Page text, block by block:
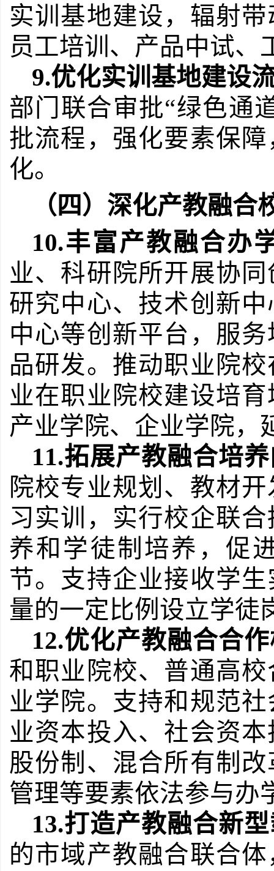
实训基地建设，辐射
员工培训、产品中试、
9.优化实训基地建设
部门联合审批“绿色通
批流程，强化要素保
化。
（四）深化产教融合
10.丰富产教融合办
业、科研院所开展协
研究中心、技术创新
中心等创新平台，服
品研发。推动职业院
业在职业院校建设培
产业学院、企业学院，
11.拓展产教融合培
院校专业规划、教材
习实训，实行校企联
养和学徒制培养，促
节。支持企业接收学
量的一定比例设立学徒
12.优化产教融合合
和职业院校、普通高
业学院。支持和规范
业资本投入、社会资
股份制、混合所有制
管理等要素依法参与办
13.打造产教融合新
的市域产教融合联合